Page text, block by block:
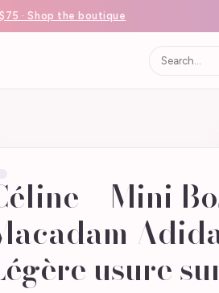
· Shop the boutique
– Mini
usure